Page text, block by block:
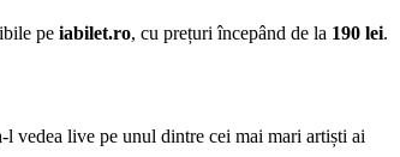
pe iabilet.ro, cu prețuri începând de la 190 lei.
l vedea live pe unul dintre cei mai mari artiști ai